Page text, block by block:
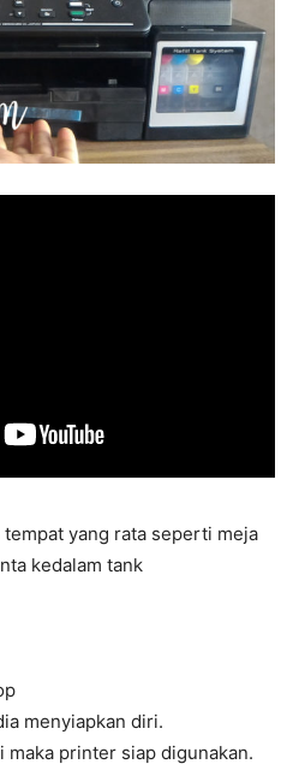
yang rata seperti meja
kedalam tank
menyiapkan diri.
printer siap digunakan.